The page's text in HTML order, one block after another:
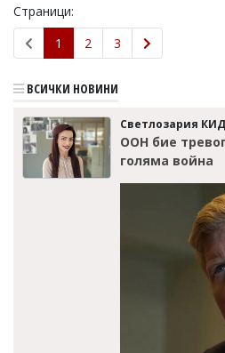
Страници:
1
2 3
ВСИЧКИ НОВИНИ
Светлозария
ООН бие
голяма война